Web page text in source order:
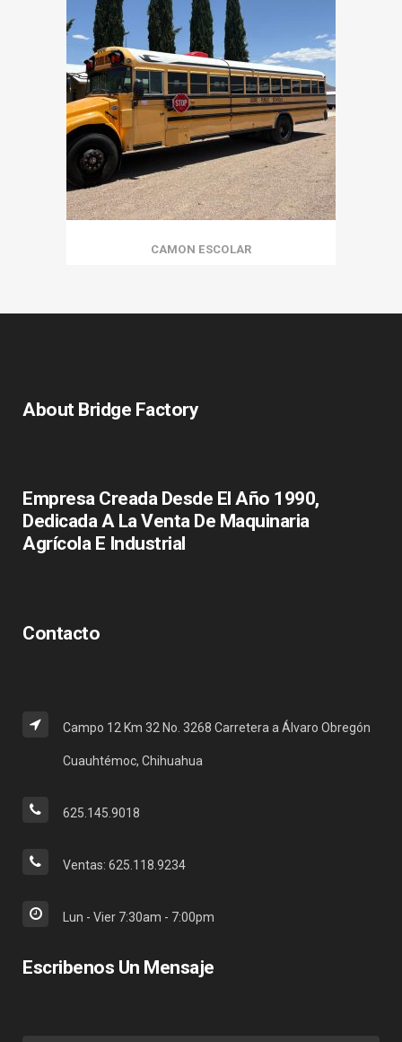
CAMON ESCOLAR
About Bridge Factory
Empresa Creada Desde El Año 1990,
Dedicada A La Venta De Maquinaria
Agrícola E Industrial
Contacto
Campo 12 Km 32 No. 3268 Carretera a Álvaro Obregón
Cuauhtémoc, Chihuahua
625.145.9018
Ventas: 625.118.9234
Lun - Vier 7:30am - 7:00pm
Escribenos Un Mensaje